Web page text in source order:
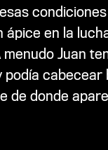
ápice en la
Juan
cabecear
de donde